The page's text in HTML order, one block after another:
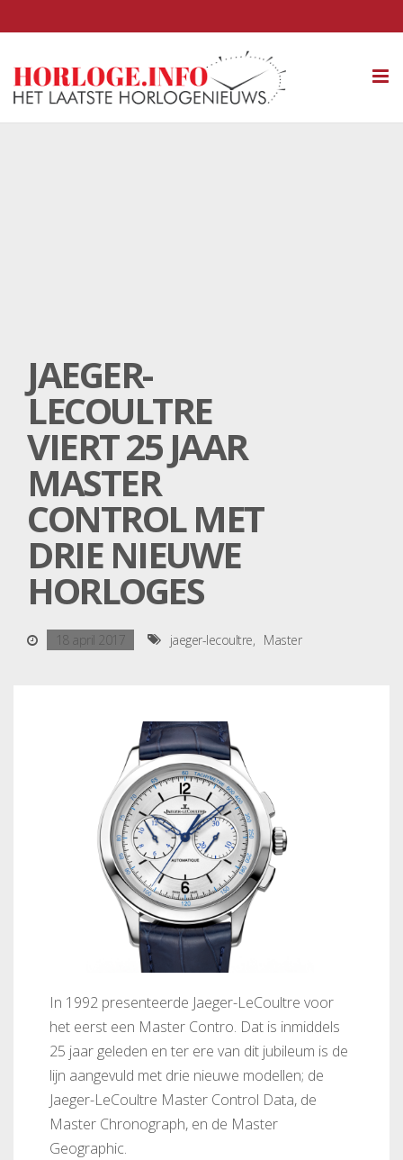
JAEGER-
LECOULTRE
VIERT 25 JAAR
MASTER
CONTROL MET
DRIE NIEUWE
HORLOGES
18 april 2017 jaeger-lecoultre Master
In 1992 presenteerde Jaeger-LeCoultre voor
het eerst een Master Contro. Dat is inmiddels
25 jaar geleden en ter ere van dit jubileum is de
lijn aangevuld met drie nieuwe modellen; de
Jaeger-LeCoultre Master Control Data, de
Master Chronograph, en de Master
Geographic.